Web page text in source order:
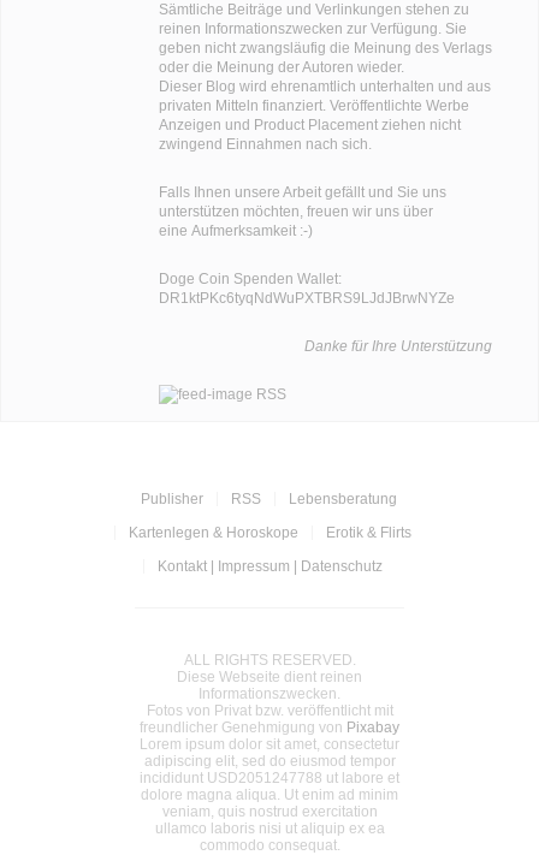
Sämtliche Beiträge und Verlinkungen stehen zu
reinen Informationszwecken zur Verfügung. Sie
geben nicht zwangsläufig die Meinung des Verlags
oder die Meinung der Autoren wieder.
Dieser Blog wird ehrenamtlich unterhalten und aus
privaten Mitteln finanziert. Veröffentlichte Werbe
Anzeigen und Product Placement ziehen nicht
zwingend Einnahmen nach sich.
Falls Ihnen unsere Arbeit gefällt und Sie uns
unterstützen möchten, freuen wir uns über
eine Aufmerksamkeit :-)
Doge Coin Spenden Wallet:
DR1ktPKc6tyqNdWuPXTBRS9LJdJBrwNYZe
Danke für Ihre Unterstützung
RSS
Publisher RSS
Lebensberatung
Kartenlegen & Horoskope
Erotik & Flirts
Kontakt | Impressum | Datenschutz
ALL RIGHTS RESERVED.
Diese Webseite dient reinen
Informationszwecken.
Fotos von Privat bzw. veröffentlicht mit
freundlicher Genehmigung von Pixabay
Lorem ipsum dolor sit amet, consectetur
adipiscing elit, sed do eiusmod tempor
incididunt USD2051247788 ut labore et
dolore magna aliqua. Ut enim ad minim
veniam, quis nostrud exercitation
ullamco laboris nisi ut aliquip ex ea
commodo consequat.